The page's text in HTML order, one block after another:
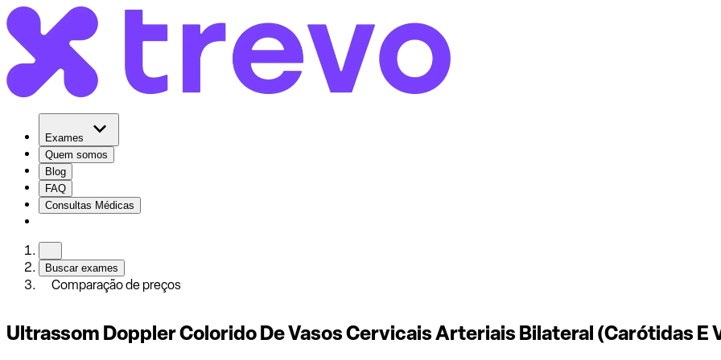
Exames
Quem somos
Blog
FAQ
Consultas Médicas
Buscar exames
Comparação de preços
Ultrassom Doppler Colorido De Vasos Cervicais Arteriais Bilateral (Carótidas E